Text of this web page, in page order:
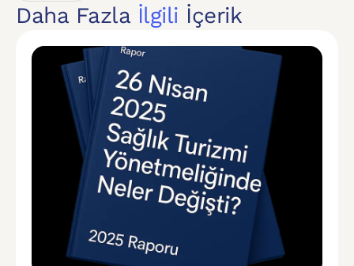
Daha Fazla İlgili İçerik